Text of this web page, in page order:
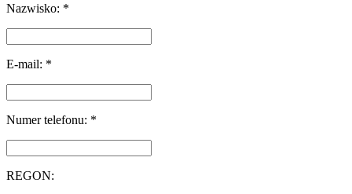
Nazwisko: *
E-mail: *
Numer telefonu: *
REGON: